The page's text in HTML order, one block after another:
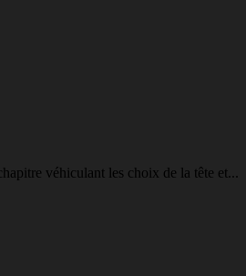
véhiculant les choix de la tête et...